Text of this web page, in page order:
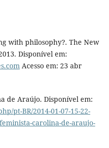
with philosophy?. The New
Disponível em:
Acesso em: 23 abr
de Araújo. Disponível em:
pt-BR/2014-01-07-15-22-
carolina-de-araujo-